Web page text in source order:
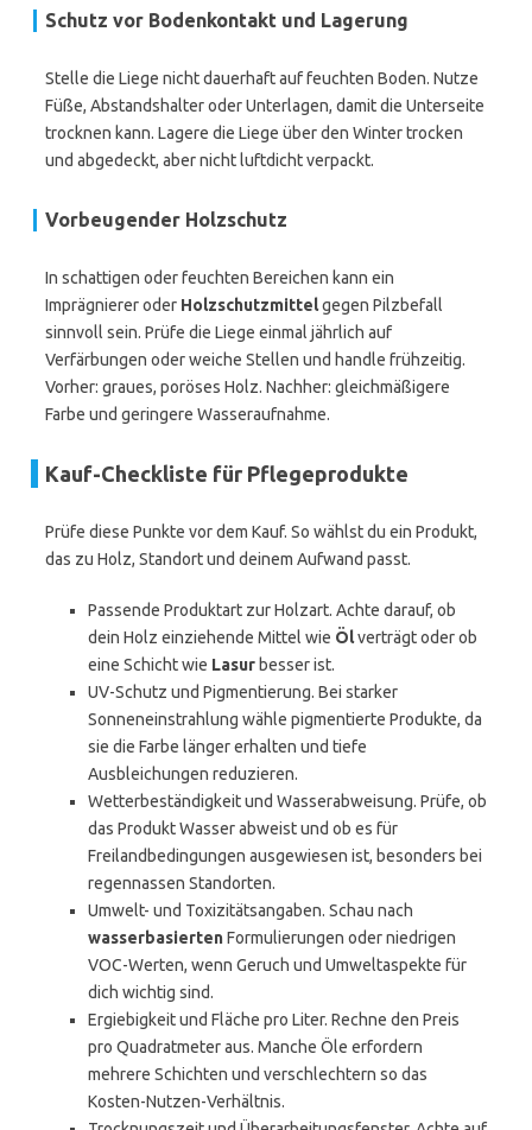
Schutz vor Bodenkontakt und Lagerung
Stelle die Liege nicht dauerhaft auf feuchten Boden. Nutze
Füße, Abstandshalter oder Unterlagen, damit die Unterseite
trocknen kann. Lagere die Liege über den Winter trocken
und abgedeckt, aber nicht luftdicht verpackt.
Vorbeugender Holzschutz
In schattigen oder feuchten Bereichen kann ein
Imprägnierer oder Holzschutzmittelgegen Pilzbefall
sinnvoll sein. Prüfe die Liege einmal jährlich auf
Verfärbungen oder weiche Stellen und handle frühzeitig.
Vorher: graues, poröses Holz. Nachher: gleichmäßigere
Farbe und geringere Wasseraufnahme.
Kauf-Checkliste für Pflegeprodukte
Prüfe diese Punkte vor dem Kauf. So wählst du ein Produkt,
das zu Holz, Standort und deinem Aufwand passt.
Passende Produktart zur Holzart. Achte darauf, ob
dein Holz einziehende Mittel wie Ölverträgt oder ob
eine Schicht wie Lasur besser ist.
UV-Schutz und Pigmentierung. Bei starker
Sonneneinstrahlung wähle pigmentierte Produkte, da
sie die Farbe länger erhalten und tiefe
Ausbleichungen reduzieren.
Wetterbeständigkeit und Wasserabweisung. Prüfe, ob
das Produkt Wasser abweist und ob es für
Freilandbedingungen ausgewiesen ist, besonders bei
regennassen Standorten.
Umwelt- und Toxizitätsangaben. Schau nach
wasserbasiertenFormulierungen oder niedrigen
VOC-Werten, wenn Geruch und Umweltaspekte für
dich wichtig sind.
Ergiebigkeit und Fläche pro Liter. Rechne den Preis
pro Quadratmeter aus. Manche Öle erfordern
mehrere Schichten und verschlechtern so das
Kosten-Nutzen-Verhältnis.